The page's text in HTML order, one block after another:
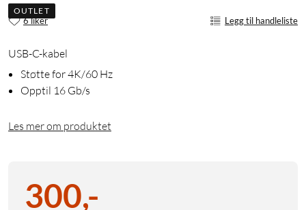
OUTLET
6 liker Legg til handleliste
USB-C-kabel
Støtte for 4K/60 Hz
Opptil 16 Gb/s
Les mer om produktet
300,-